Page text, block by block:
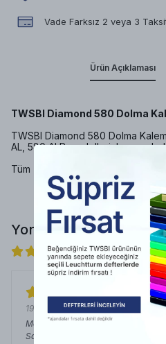
Vade Farksız 2 veya 3
Ürün Açıklaması
TWSBI Diamond 580 Dolma
TWSBI Diamond 580 Dolma
AL, 580 ALR modelleriyle
Tüm
Yorumlar
4
19 Temmuz 2026
Mehmet AliG.
Satın Alınmış